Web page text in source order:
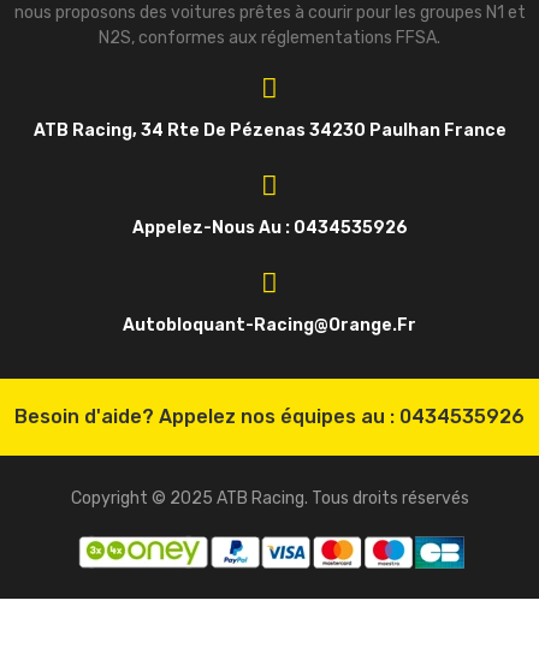
nous proposons des voitures prêtes à courir pour les groupes N1 et
N2S, conformes aux réglementations FFSA.
ATB Racing, 34 Rte De Pézenas 34230 Paulhan France
Appelez-Nous Au : 0434535926
Autobloquant-Racing@orange.fr
Besoin d'aide? Appelez nos équipes au : 0434535926
Copyright © 2025 ATB Racing. Tous droits réservés